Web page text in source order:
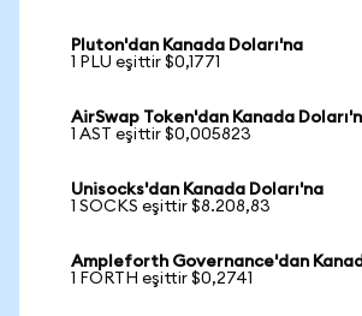
Pluton'dan Kanada Doları'na
1 PLU eşittir $0,1771
AirSwap Token'dan Kanada
1 AST eşittir $0,005823
Unisocks'dan Kanada Doları'na
1 SOCKS eşittir $8.208,83
Ampleforth Governance'dan
1 FORTH eşittir $0,2741